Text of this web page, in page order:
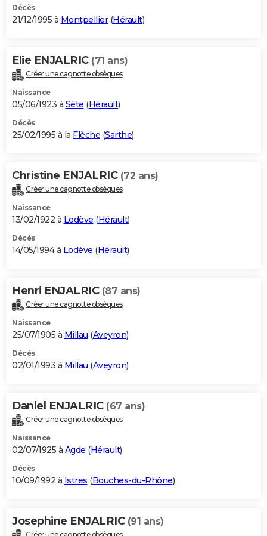
Décès
21/12/1995 à Montpellier(Hérault)
Elie ENJALRIC (71 ans)
Créer une cagnotte obsèques
Naissance
05/06/1923 à Sète (Hérault)
Décès
25/02/1995 à la Flèche (Sarthe)
Christine ENJALRIC (72 ans)
Créer une cagnotte obsèques
Naissance
13/02/1922 à Lodève (Hérault)
Décès
14/05/1994 à Lodève (Hérault)
Henri ENJALRIC (87 ans)
Créer une cagnotte obsèques
Naissance
25/07/1905 à Millau (Aveyron)
Décès
02/01/1993 à Millau (Aveyron)
Daniel ENJALRIC (67 ans)
Créer une cagnotte obsèques
Naissance
02/07/1925 à Agde (Hérault)
Décès
10/09/1992 à Istres (Bouches-du-Rhône)
Josephine ENJALRIC (91 ans)